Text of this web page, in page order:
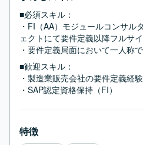
■必須スキル：
・FI（AA）モジュールコンサル
ェクトにて要件定義以降フルサ
・要件定義局面において一人称
■歓迎スキル：
・製造業販売会社の要件定義経験
・SAP認定資格保持（FI）
特徴